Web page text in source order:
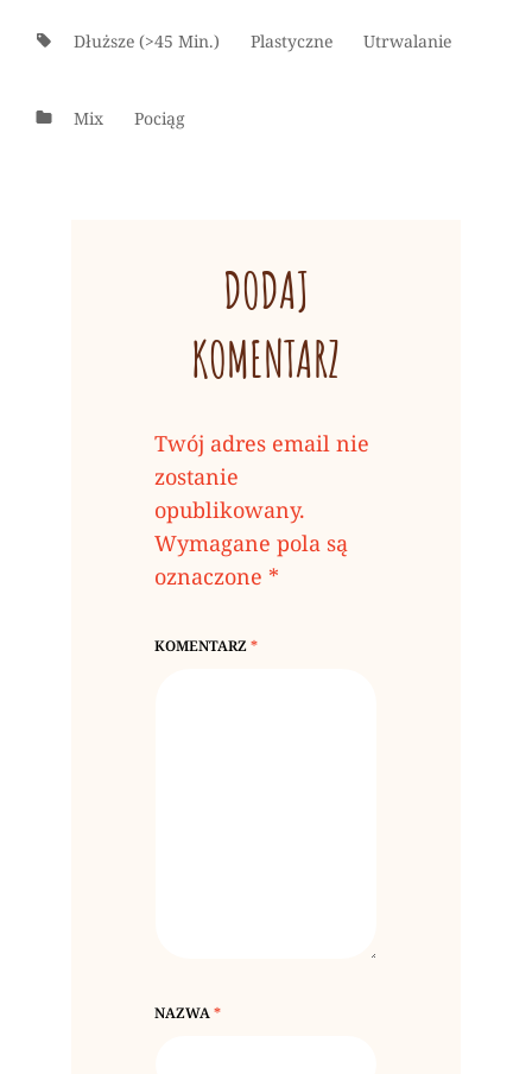
Tags:
Dłuższe (>45 Min.) Plastyczne Utrwalanie
Categories
Mix Pociąg
DODAJ
KOMENTARZ
Twój adres email nie
zostanie
opublikowany.
Wymagane pola są
oznaczone *
KOMENTARZ*
NAZWA*